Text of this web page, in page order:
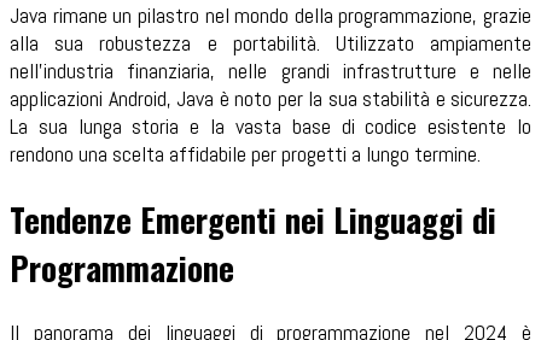
Java rimane un pilastro nel mondo della programmazione, grazie
alla sua robustezza e portabilità. Utilizzato ampiamente
nell'industria finanziaria, nelle grandi infrastrutture e nelle
applicazioni Android, Java è noto per la sua stabilità e sicurezza.
La sua lunga storia e la vasta base di codice esistente lo
rendono una scelta affidabile per progetti a lungo termine.
Tendenze Emergenti nei Linguaggi di
Programmazione
Il panorama dei linguaggi di programmazione nel 2024 è